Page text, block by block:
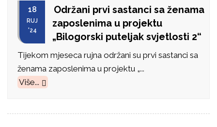
18
RUJ
'24
Održani prvi sastanci sa ženama
zaposlenima u projektu
„Bilogorski puteljak svjetlosti 2“
Tijekom mjeseca rujna održani su prvi sastanci sa
ženama zaposlenima u projektu „...
Više...